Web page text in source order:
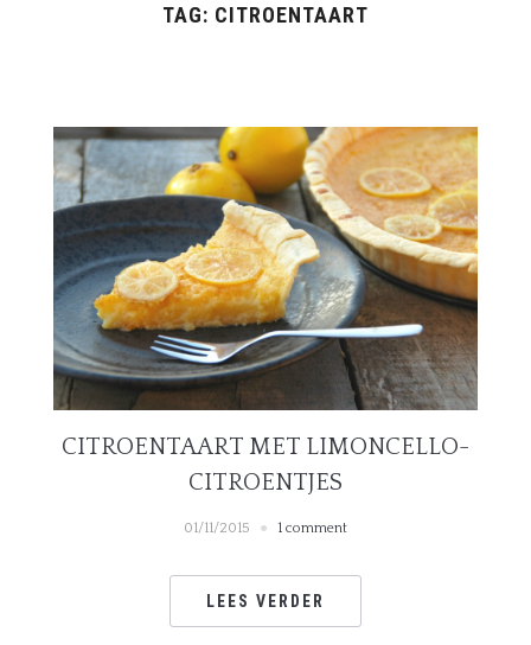
TAG: CITROENTAART
CITROENTAART MET LIMONCELLO-
CITROENTJES
01/11/2015 1 comment
LEES VERDER